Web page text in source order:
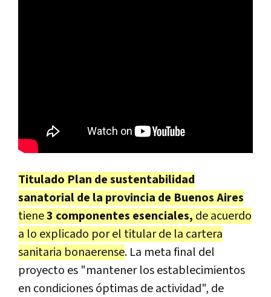
Titulado Plan de sustentabilidad
sanatorial de la provincia de Buenos Aires
tiene3 componentes esenciales, de acuerdo
a lo explicado por el titular de la cartera
sanitaria bonaerense. La meta final del
proyecto es "mantener los establecimientos
en condiciones óptimas de actividad", de